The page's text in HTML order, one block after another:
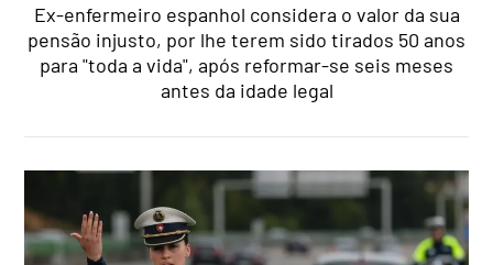
Ex-enfermeiro espanhol considera o valor da sua
pensão injusto, por lhe terem sido tirados 50 anos
para "toda a vida", após reformar-se seis meses
antes da idade legal